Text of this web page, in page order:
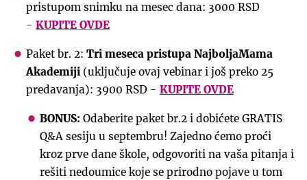
pristupom snimku na mesec dana: 3000 RSD
- KUPITE OVDE
Paket br. 2: Tri meseca pristupa NajboljaMama
Akademiji (uključuje ovaj vebinar i još preko 25
predavanja): 3900 RSD - KUPITE OVDE
BONUS: Odaberite paket br.2 i dobićete GRATIS
Q&A sesiju u septembru! Zajedno ćemo proći
kroz prve dane škole, odgovoriti na vaša pitanja i
rešiti nedoumice koje se prirodno pojave u tom